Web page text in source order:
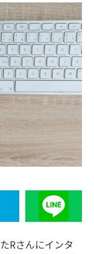
Line
Rさんにインタ